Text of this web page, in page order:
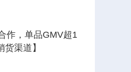
作，单品GMV超1
渠道】